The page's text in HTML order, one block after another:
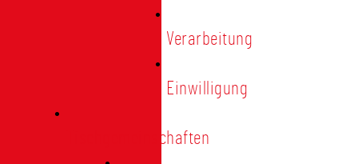
Verarbeitung
Einwilligung
Tischgemeinschaften